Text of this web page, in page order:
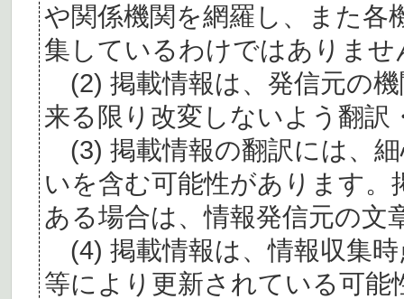
や関係機関を網羅し、また各
集しているわけではありませ
(2) 掲載情報は、発信元の
来る限り改変しないよう翻訳
(3) 掲載情報の翻訳には、
いを含む可能性があります。
ある場合は、情報発信元の文
(4) 掲載情報は、情報収集
等により更新されている可